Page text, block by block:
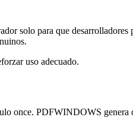
solo para que desarrolladores
uso adecuado.
once. PDFWINDOWS genera